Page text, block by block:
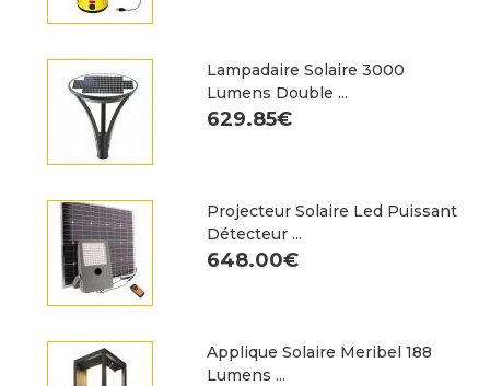
Lampadaire Solaire 3000
Lumens Double ...
629.85€
Projecteur Solaire Led Puissant
Détecteur ...
648.00€
Applique Solaire Meribel 188
Lumens ...